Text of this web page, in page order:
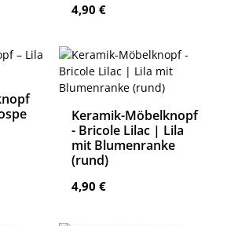
Regulärer Preis:
4,90 €
Keramik-Möbelknopf
- Bricole Lilac | Lila
mit Blumenranke
(rund)
Regulärer Preis:
4,90 €